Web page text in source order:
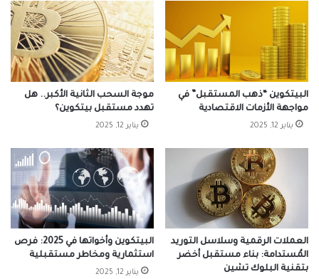
موجة السحب الثانية الأكبر.. هل
تهدد مستقبل بيتكوين؟
يناير 12, 2025
البيتكوين “ذهب المستقبل” في
مواجهة الأزمات الاقتصادية
يناير 12, 2025
البيتكوين وأخواتها في 2025: فرص
استثمارية ومخاطر مستقبلية
يناير 12, 2025
العملات الرقمية وسلاسل التوريد
المُستدامة: بناء مستقبل أخضر
بتقنية البلوك تشين